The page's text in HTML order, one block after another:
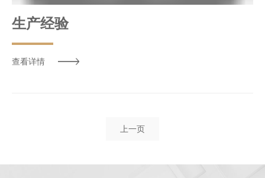
生产经验
查看详情
上一页